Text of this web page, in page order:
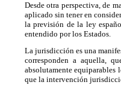
Desde otra perspectiva, de
aplicado sin tener en
la previsión de la ley
entendido por los Estados.
La jurisdicción es una
corresponden a aquella,
absolutamente equiparables
que la intervención